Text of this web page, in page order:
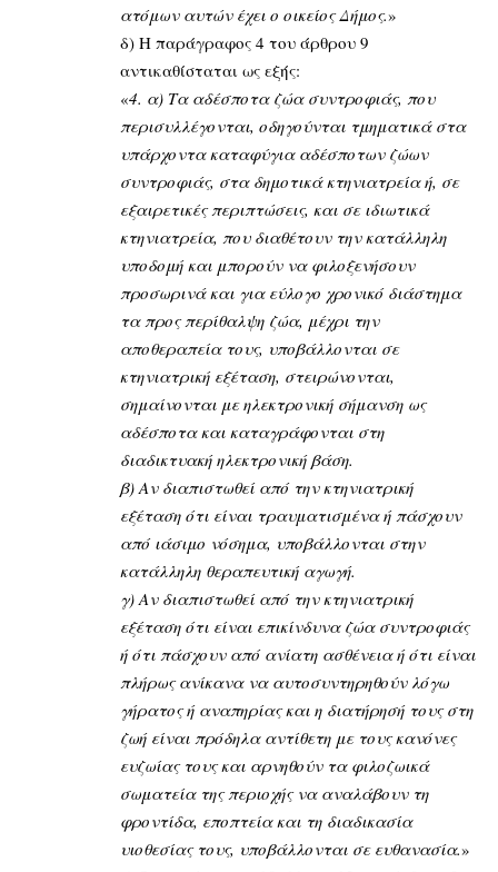
ατόμων αυτών έχει ο οικείος Δήμος.»
δ) Η παράγραφος 4 του άρθρου 9
αντικαθίσταται ως εξής:
«4. α) Τα αδέσποτα ζώα συντροφιάς, που
περισυλλέγονται, οδηγούνται τμηματικά στα
υπάρχοντα καταφύγια αδέσποτων ζώων
συντροφιάς, στα δημοτικά κτηνιατρεία ή, σε
εξαιρετικές περιπτώσεις, και σε ιδιωτικά
κτηνιατρεία, που διαθέτουν την κατάλληλη
υποδομή και μπορούν να φιλοξενήσουν
προσωρινά και για εύλογο χρονικό διάστημα
τα προς περίθαλψη ζώα, μέχρι την
αποθεραπεία τους, υποβάλλονται σε
κτηνιατρική εξέταση, στειρώνονται,
σημαίνονται με ηλεκτρονική σήμανση ως
αδέσποτα και καταγράφονται στη
διαδικτυακή ηλεκτρονική βάση.
β) Αν διαπιστωθεί από την κτηνιατρική
εξέταση ότι είναι τραυματισμένα ή πάσχουν
από ιάσιμο νόσημα, υποβάλλονται στην
κατάλληλη θεραπευτική αγωγή.
γ) Αν διαπιστωθεί από την κτηνιατρική
εξέταση ότι είναι επικίνδυνα ζώα συντροφιάς
ή ότι πάσχουν από ανίατη ασθένεια ή ότι είναι
πλήρως ανίκανα να αυτοσυντηρηθούν λόγω
γήρατος ή αναπηρίας και η διατήρησή τους στη
ζωή είναι πρόδηλα αντίθετη με τους κανόνες
ευζωίας τους και αρνηθούν τα φιλοζωικά
σωματεία της περιοχής να αναλάβουν τη
φροντίδα, εποπτεία και τη διαδικασία
υιοθεσίας τους, υποβάλλονται σε ευθανασία.»